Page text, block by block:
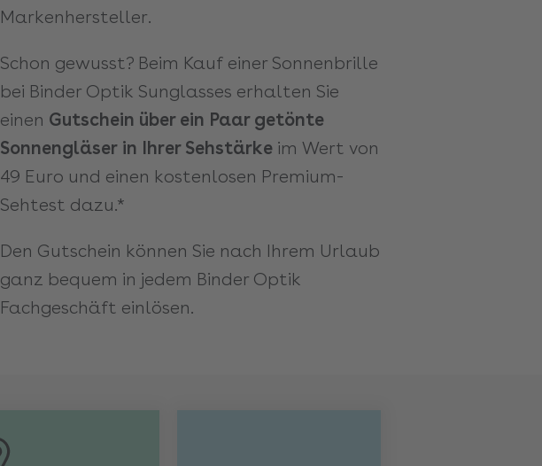
Markenhersteller.
Schon gewusst? Beim Kauf einer Sonnenbrille
bei Binder Optik Sunglasses erhalten Sie
einen Gutschein über ein Paar getönte
Sonnengläser in Ihrer Sehstärke im Wert von
49 Euro und einen kostenlosen Premium-
Sehtest dazu.*
Den Gutschein können Sie nach Ihrem Urlaub
ganz bequem in jedem Binder Optik
Fachgeschäft einlösen.